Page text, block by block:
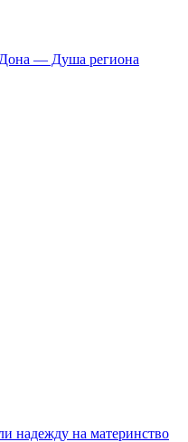
— Душа региона
надежду на материнство